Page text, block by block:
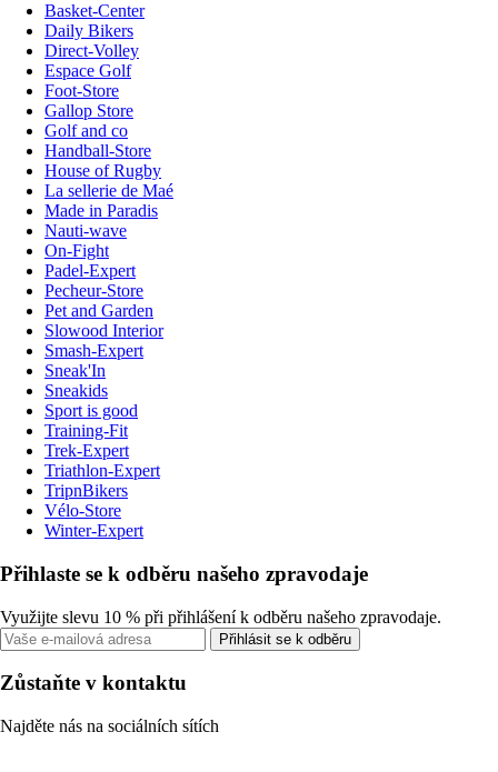
Basket-Center
Daily Bikers
Direct-Volley
Espace Golf
Foot-Store
Gallop Store
Golf and co
Handball-Store
House of Rugby
La sellerie de Maé
Made in Paradis
Nauti-wave
On-Fight
Padel-Expert
Pecheur-Store
Pet and Garden
Slowood Interior
Smash-Expert
Sneak'In
Sneakids
Sport is good
Training-Fit
Trek-Expert
Triathlon-Expert
TripnBikers
Vélo-Store
Winter-Expert
Přihlaste se k odběru našeho zpravodaje
Využijte slevu 10 % při přihlášení k odběru našeho zpravodaje.
Přihlásit se k odběru
Zůstaňte v kontaktu
Najděte nás na sociálních sítích